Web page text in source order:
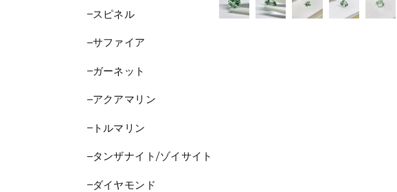
スピネル
サファイア
ガーネット
アクアマリン
トルマリン
タンザナイト/ゾイサイト
ダイヤモンド